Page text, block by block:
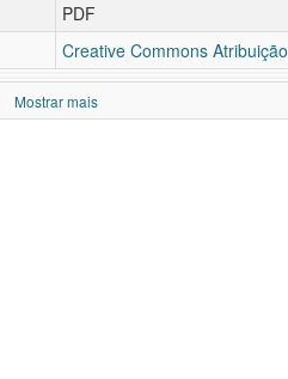
PDF
Creative Commons Atribuição
Mostrar mais